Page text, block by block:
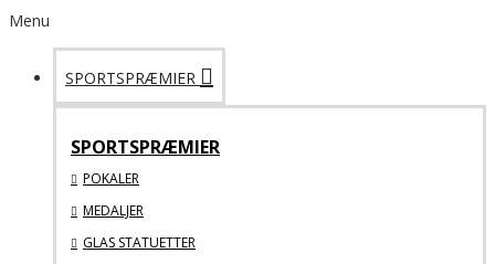
Menu
SPORTSPRÆMIER
SPORTSPRÆMIER
POKALER
MEDALJER
GLAS STATUETTER